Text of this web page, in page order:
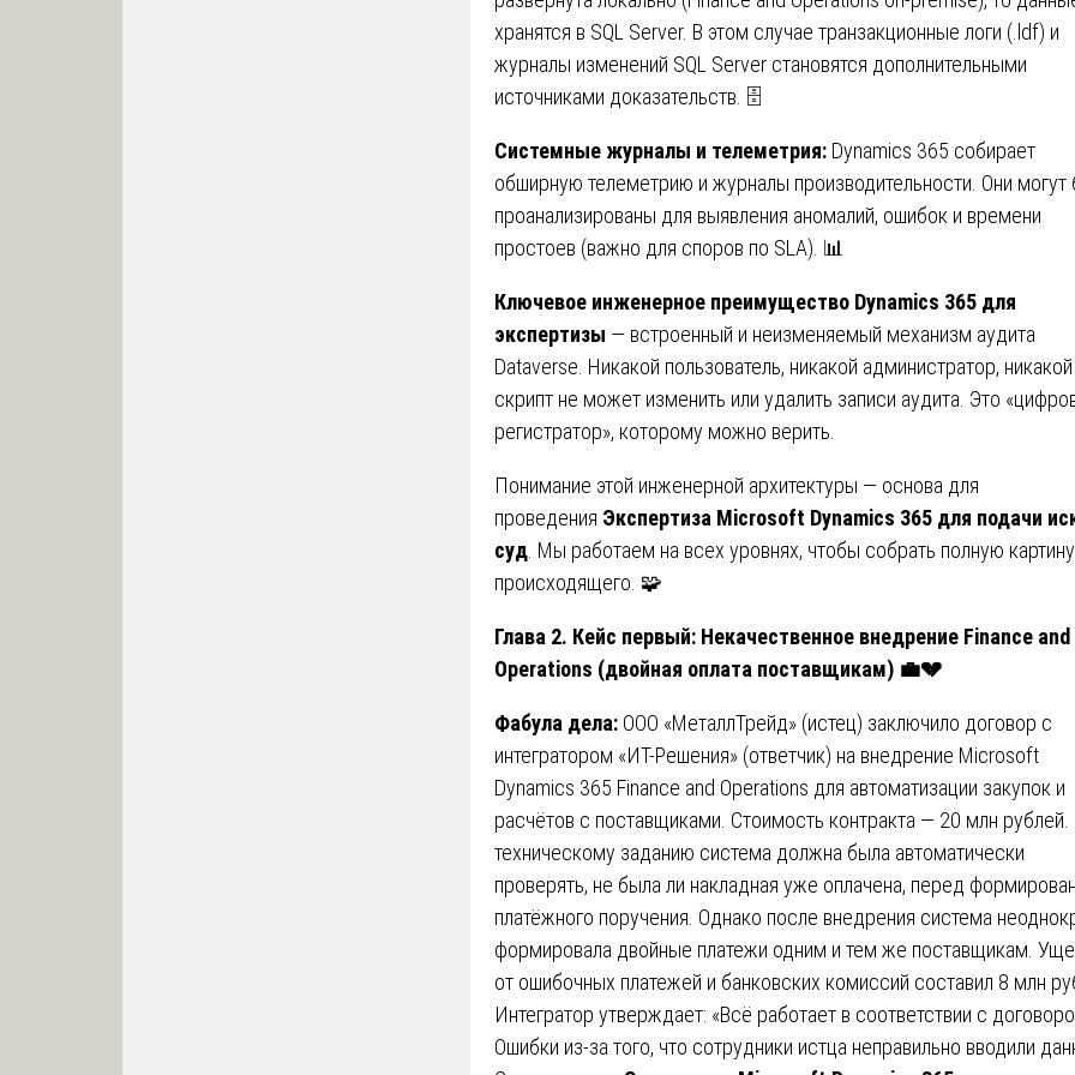
хранятся в SQL Server. В этом случае транзакционные логи (.ldf) и
журналы изменений SQL Server становятся дополнительными
источниками доказательств. 🗄️
Системные журналы и телеметрия: Dynamics 365 собирает
обширную телеметрию и журналы производительности. Они могут
проанализированы для выявления аномалий, ошибок и времени
простоев (важно для споров по SLA). 📊
Ключевое инженерное преимущество Dynamics 365 для
экспертизы — встроенный и неизменяемый механизм аудита
Dataverse. Никакой пользователь, никакой администратор, никакой
скрипт не может изменить или удалить записи аудита. Это
регистратор», которому можно верить.
Понимание этой инженерной архитектуры — основа для
проведения Экспертиза Microsoft Dynamics 365 для подачи
суд . Мы работаем на всех уровнях, чтобы собрать полную картину
происходящего. 🧩
Глава 2. Кейс первый: Некачественное внедрение Finance and
Operations (двойная оплата поставщикам) 💼💔
Фабула дела: ООО «МеталлТрейд» (истец) заключило договор с
интегратором «ИТ-Решения» (ответчик) на внедрение Microsoft
Dynamics 365 Finance and Operations для автоматизации закупок и
расчётов с поставщиками. Стоимость контракта — 20 млн
техническому заданию система должна была автоматически
проверять, не была ли накладная уже оплачена, перед
платёжного поручения. Однако после внедрения система
формировала двойные платежи одним и тем же поставщикам.
от ошибочных платежей и банковских комиссий составил 8 млн
Интегратор утверждает: «Всё работает в соответствии с
Ошибки из-за того, что сотрудники истца неправильно вводили